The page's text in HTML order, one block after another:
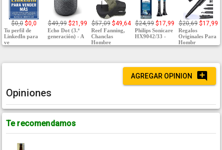
$0,0 $0,0
Tu perfil de
LinkedIn para
ve
$49,99 $21,99
Echo Dot (3.ª
generación) - A
$57,09 $49,64
Reef Fanning,
Chanclas
Hombre
$24,99 $17,99
Philips Sonicare
HX9042/33 -
$20,69 $17,99
Regalos
Originales Para
Hombr
AGREGAR OPINION
Opiniones
Te recomendamos